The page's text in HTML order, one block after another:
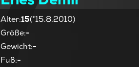
Alter:15(*15.8.2010)
Größe:-
Gewicht:-
Fuß:-